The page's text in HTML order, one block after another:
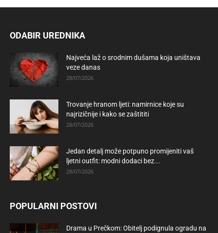
ODABIR UREDNIKA
Najveća laž o srodnim dušama koja uništava
veze danas
28/07/2026
Trovanje hranom ljeti: namirnice koje su
najrizičnije i kako se zaštititi
28/07/2026
Jedan detalj može potpuno promijeniti vaš
ljetni outfit: modni dodaci bez...
28/07/2026
POPULARNI POSTOVI
Drama u Prečkom: Obitelj podignula ogradu na